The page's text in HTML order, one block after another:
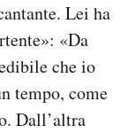
Lei ha
«Da
che io
tempo, come
Dall’altra